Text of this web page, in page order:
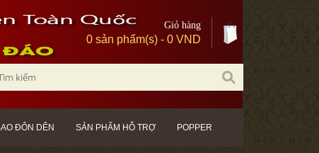
Giỏ hàng
0 sản phẩm(s) - 0 VND
ĐÔN DÊN SẢN PHẨM HỖ TRỢ POPPER